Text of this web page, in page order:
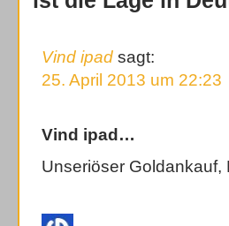
Vind ipad sagt:
25. April 2013 um 22:23
Vind ipad…
Unseriöser